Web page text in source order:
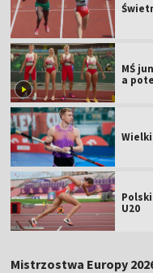
MŚ
a
U20
Mistrzostwa Europy